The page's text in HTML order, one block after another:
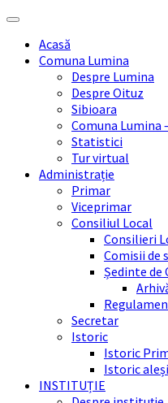
Skip
content
Skip
sidebar
Skip
right
sidebar
Skip
footerAcasă
Comuna Lumina
Despre Lumina
Despre Oituz
Sibioara
Comuna Lumina
Statistici
Tur virtual
Administrație
Primar
Viceprimar
Consiliul Local
Consilieri
Comisii de
Ședinte de
Secretar
Istoric
Istoric
Istoric
INSTITUȚIE